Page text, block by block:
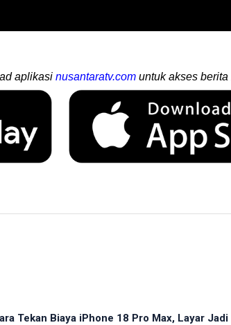
aplikasi nusantaratv.com untuk akses
Tekan Biaya iPhone 18 Pro Max, Layar